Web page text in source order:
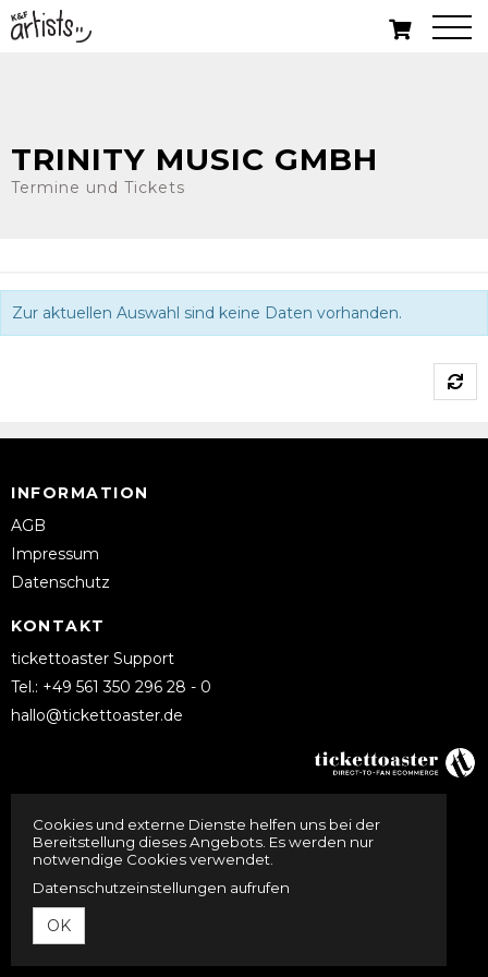
TRINITY MUSIC GMBH
Termine und Tickets
Zur aktuellen Auswahl sind keine Daten vorhanden.
INFORMATION
AGB
Impressum
Datenschutz
KONTAKT
tickettoaster Support
Tel.: +49 561 350 296 28 - 0
hallo@tickettoaster.de
Cookies und externe Dienste helfen uns bei der
Bereitstellung dieses Angebots. Es werden nur
notwendige Cookies verwendet.
Datenschutzeinstellungen aufrufen
OK